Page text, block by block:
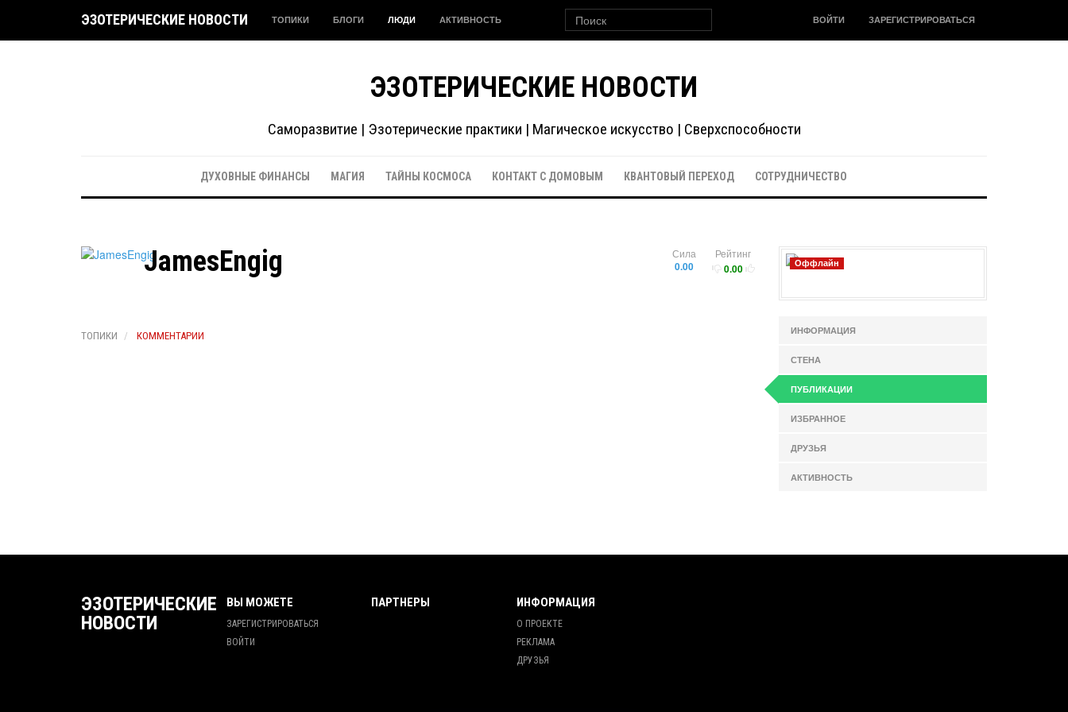
ЭЗОТЕРИЧЕСКИЕ НОВОСТИ ТОПИКИ БЛОГИ ЛЮДИ АКТИВНОСТЬ ВОЙТИ ЗАРЕГИСТРИРОВАТЬСЯ
ЭЗОТЕРИЧЕСКИЕ НОВОСТИ
Саморазвитие | Эзотерические практики | Магическое искусство | Сверхспособности
ДУХОВНЫЕ ФИНАНСЫ МАГИЯ ТАЙНЫ КОСМОСА КОНТАКТ С ДОМОВЫМ КВАНТОВЫЙ ПЕРЕХОД СОТРУДНИЧЕСТВО
Рейтинг
0.00
Сила
0.00
JamesEngig
ТОПИКИ КОММЕНТАРИИ
Оффлайн
ИНФОРМАЦИЯ
СТЕНА
ПУБЛИКАЦИИ
ИЗБРАННОЕ
ДРУЗЬЯ
АКТИВНОСТЬ
ЭЗОТЕРИЧЕСКИЕ
НОВОСТИ
ВЫ МОЖЕТЕ
ЗАРЕГИСТРИРОВАТЬСЯ
ВОЙТИ
ПАРТНЕРЫ ИНФОРМАЦИЯ
О ПРОЕКТЕ
РЕКЛАМА
ДРУЗЬЯ